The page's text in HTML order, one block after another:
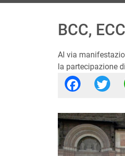
BCC,
Al via
la partecipazione